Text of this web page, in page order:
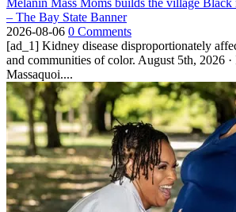
Melanin Mass Moms builds the village Black
– The Bay State Banner
2026-08-06 0 Comments
[ad_1] Kidney disease disproportionately
and communities of color. August 5th, 2026 ·
Massaquoi....